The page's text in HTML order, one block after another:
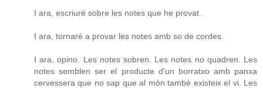
I ara, escriuré sobre les notes que he provat .
I ara, tornaré a provar les notes amb so de cordes.
I ara, opino. Les notes sobren. Les notes no quadren. Les
notes semblen ser el producte d'un borratxo amb panxa
cervessera que no sap que al món també existeix el vi. Les